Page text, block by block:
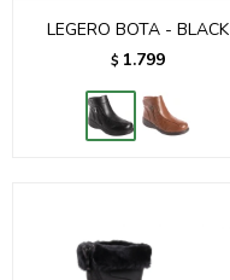
LEGERO BOTA - BLACK
$ 1.799